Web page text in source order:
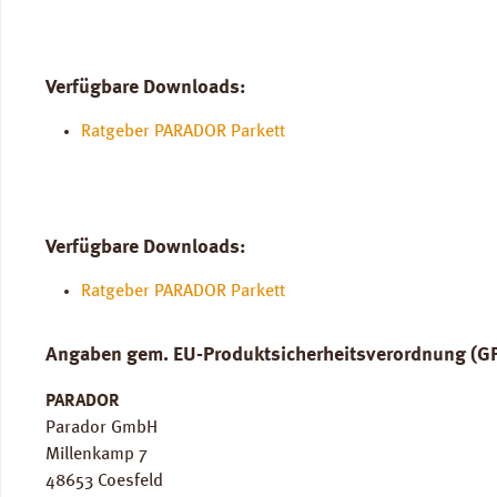
Verfügbare Downloads:
Ratgeber PARADOR Parkett
Verfügbare Downloads:
Ratgeber PARADOR Parkett
Angaben gem. EU-Produktsicherheitsverordnung
PARADOR
Parador GmbH
Millenkamp 7
48653 Coesfeld